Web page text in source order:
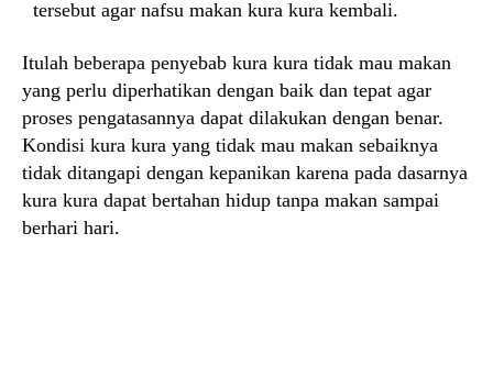
tersebut agar nafsu makan kura kura kembali.
Itulah beberapa penyebab kura kura tidak mau makan
yang perlu diperhatikan dengan baik dan tepat agar
proses pengatasannya dapat dilakukan dengan benar.
Kondisi kura kura yang tidak mau makan sebaiknya
tidak ditangapi dengan kepanikan karena pada dasarnya
kura kura dapat bertahan hidup tanpa makan sampai
berhari hari.